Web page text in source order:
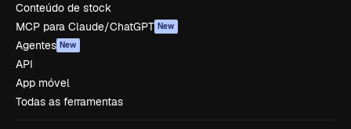
Conteúdo de stock
MCP para Claude/ChatGPT New
Agentes New
API
App móvel
Todas as ferramentas